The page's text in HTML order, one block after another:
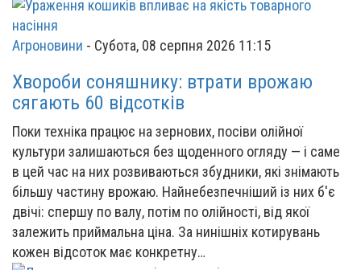
Агроновини - Субота, 08 серпня 2026 11:15
Хвороби соняшнику: втрати врожаю
сягають 60 відсотків
Поки техніка працює на зернових, посіви олійної
культури залишаються без щоденного огляду — і саме
в цей час на них розвиваються збудники, які знімають
більшу частину врожаю. Найнебезпечніший із них б'є
двічі: спершу по валу, потім по олійності, від якої
залежить приймальна ціна. За нинішніх котирувань
кожен відсоток має конкретну…